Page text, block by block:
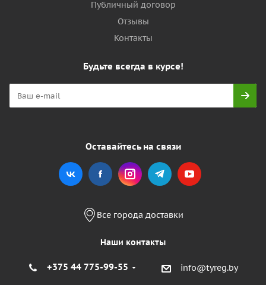
Публичный договор
Отзывы
Контакты
Будьте всегда в курсе!
Оставайтесь на связи
Все города доставки
Наши контакты
+375 44 775-99-55 info@tyreg.by